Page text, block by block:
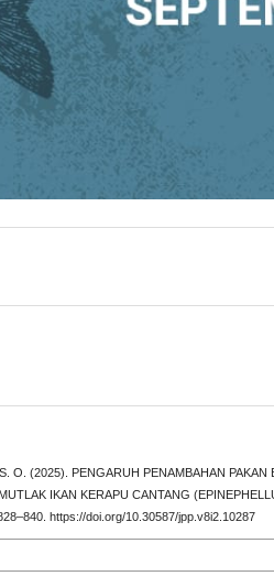
O. (2025). PENGARUH PENAMBAHAN
IKAN KERAPU CANTANG
https://doi.org/10.30587/jpp.v8i2.10287